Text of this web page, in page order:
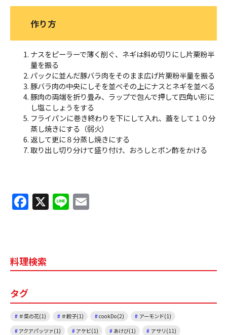
作り方
ナスをピーラーで薄く削ぐ、ネギは斜め切りにし片栗粉半
量を振る
パックに並んだ豚バラ肉をそのまま広げ片栗粉半量を振る
豚バラ肉の中央にしそを並べその上にナスとネギを並べる
豚肉の両端を折り畳み、ラップで包んで押して四角い形に
し塩こしょうをする
フライパンに巻き終わりを下にして入れ、蓋をして１０分
蒸し焼きにする（弱火）
返して更に８分蒸し焼きにする
取り出し切り分けて盛り付け、おろしとポン酢をかける
F
a
b
o
k
X Li
n
料理検索
タグ
＃菜の花(1) ＃餃子(1) cookDo(2)
アーモンド(1)
アクアパッツァ(1)
アケビ(1) あけび(1)
アサリ(11)